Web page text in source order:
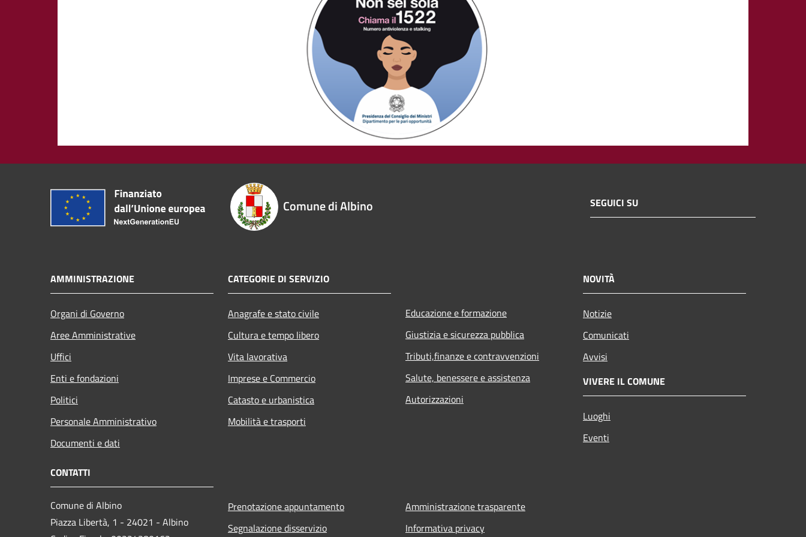
Comune di Albino SEGUICI SU
AMMINISTRAZIONE
Organi di Governo
Aree Amministrative
Uffici
Enti e fondazioni
Politici
Personale Amministrativo
Documenti e dati
CATEGORIE DI SERVIZIO
Anagrafe e stato civile
Cultura e tempo libero
Vita lavorativa
Imprese e Commercio
Catasto e urbanistica
Mobilità e trasporti
Educazione e formazione
Giustizia e sicurezza pubblica
Tributi,finanze e contravvenzioni
Salute, benessere e assistenza
Autorizzazioni
NOVITÀ
Notizie
Comunicati
Avvisi
VIVERE IL COMUNE
Luoghi
Eventi
CONTATTI
Comune di Albino
Piazza Libertà, 1 - 24021 - Albino
Prenotazione appuntamento
Segnalazione disservizio
Amministrazione trasparente
Informativa privacy